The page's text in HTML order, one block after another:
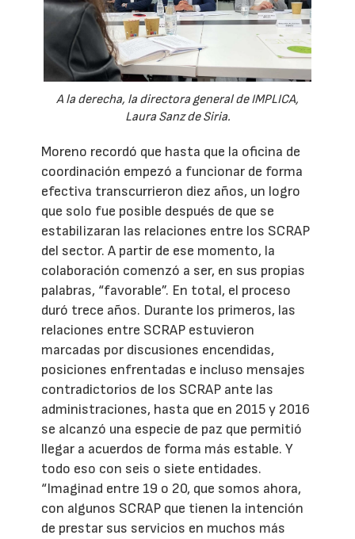
A la derecha, la directora general de IMPLICA,
Laura Sanz de Siria.
Moreno recordó que hasta que la oficina de
coordinación empezó a funcionar de forma
efectiva transcurrieron diez años, un logro
que solo fue posible después de que se
estabilizaran las relaciones entre los SCRAP
del sector. A partir de ese momento, la
colaboración comenzó a ser, en sus propias
palabras, “favorable”. En total, el proceso
duró trece años. Durante los primeros, las
relaciones entre SCRAP estuvieron
marcadas por discusiones encendidas,
posiciones enfrentadas e incluso mensajes
contradictorios de los SCRAP ante las
administraciones, hasta que en 2015 y 2016
se alcanzó una especie de paz que permitió
llegar a acuerdos de forma más estable. Y
todo eso con seis o siete entidades.
“Imaginad entre 19 o 20, que somos ahora,
con algunos SCRAP que tienen la intención
de prestar sus servicios en muchos más